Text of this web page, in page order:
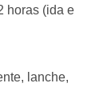
horas (ida e
lanche,